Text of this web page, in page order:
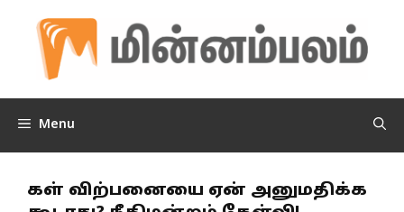
content
Menu
கள் விற்பனையை ஏன் அனுமதிக்க